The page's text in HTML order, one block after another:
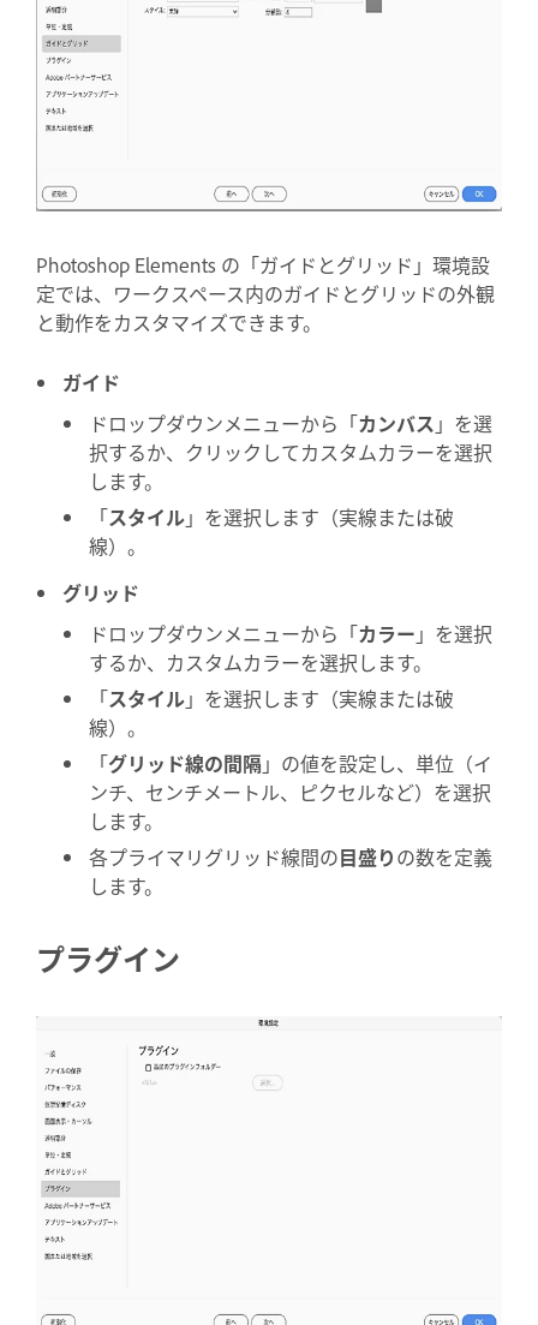
Photoshop Elements の「ガイドとグリッド」環境設
定では、ワークスペース内のガイドとグリッドの外観
と動作をカスタマイズできます。
ガイド
ドロップダウンメニューから「カンバス 」を選
択するか、クリックしてカスタムカラーを選択
します。
「スタイル」を選択します（実線または破
線）。
グリッド
ドロップダウンメニューから「カラー 」を選択
するか、カスタムカラーを選択します。
「スタイル」を選択します（実線または破
線）。
「グリッド線の間隔 」の値を設定し、単位（イ
ンチ、センチメートル、ピクセルなど）を選択
します。
各プライマリグリッド線間の目盛りの数を定義
します。
プラグイン